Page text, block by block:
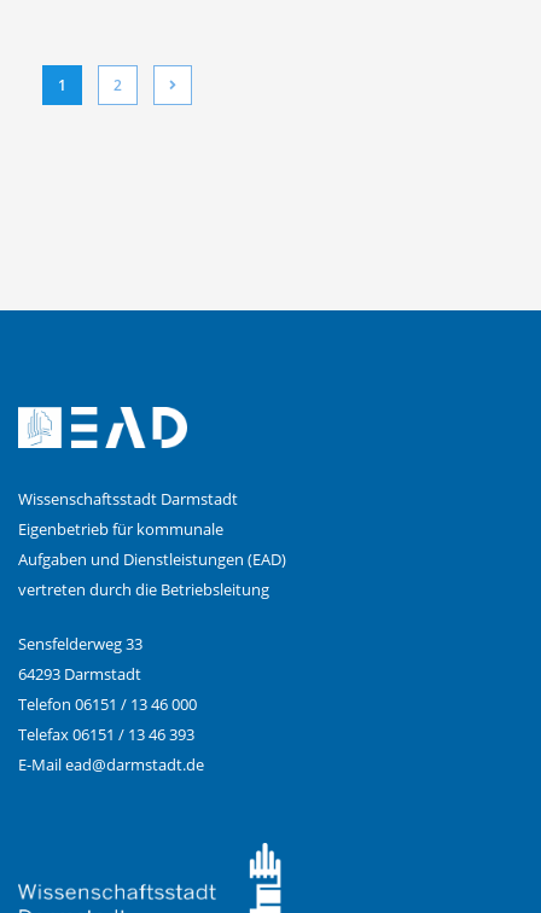
1 (current)
2 Nächste
Wissenschaftsstadt Darmstadt
Eigenbetrieb für kommunale
Aufgaben und Dienstleistungen (EAD)
vertreten durch die Betriebsleitung
Sensfelderweg 33
64293 Darmstadt
Telefon 06151 / 13 46 000
Telefax 06151 / 13 46 393
E-Mailead@darmstadt.de